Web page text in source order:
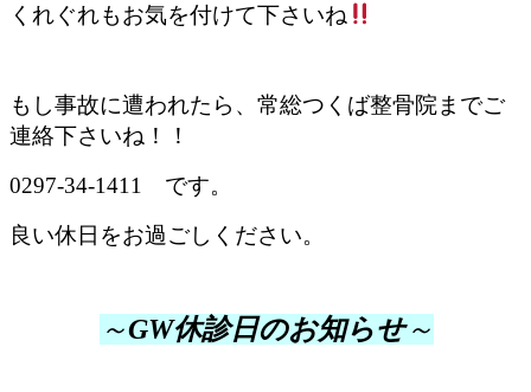
くれぐれもお気を付けて下さいね
もし事故に遭われたら、常総つくば整骨院までご
連絡下さいね！！
0297-34-1411 です。
良い休日をお過ごしください。
～GW休診日のお知らせ～